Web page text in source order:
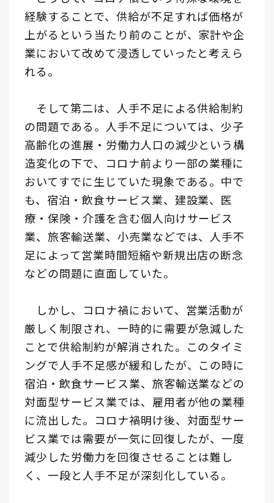
経験することで、供給が不足すれば価格が
上がるという当たり前のことが、家計や企
業において改めて浸透していったと考えら
れる。
そして第二は、人手不足による供給制約
の問題である。人手不足については、少子
高齢化の進展・労働力人口の減少という構
造変化の下で、コロナ前より一部の業種に
おいてすでに生じていた現象である。中で
も、宿泊・飲食サービス業、建設業、医
療・保険・介護を含む個人向けサービス
業、旅客輸送業、小売業などでは、人手不
足によって営業時間短縮や新規出店の断念
などの問題に直面していた。
しかし、コロナ禍において、営業活動が
厳しく制限され、一時的に需要が急減した
ことで供給制約が解消された。このタイミ
ングで人手不足感が緩和したが、この時に
宿泊・飲食サービス業、旅客輸送業などの
対面型サービス業では、雇用者が他の業種
に流出した。コロナ禍明け後、対面型サー
ビス業では需要が一気に回復したが、一度
減少した労働力を回復させることは難し
く、一段と人手不足が深刻化している。